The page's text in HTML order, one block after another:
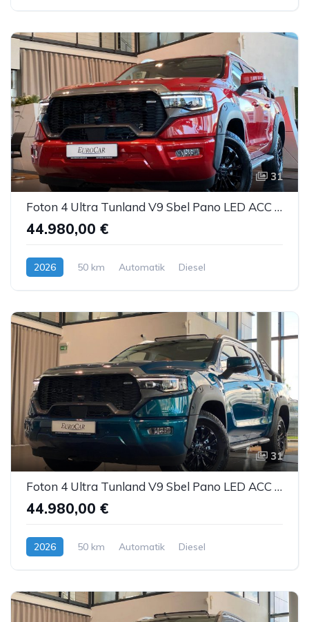
31
Foton 4 Ultra Tunland V9 Sbel Pano LED ACC AHK 360°
44.980,00 €
2026 50 km Automatik Diesel
31
Foton 4 Ultra Tunland V9 Sbel Pano LED ACC AHK 360°
44.980,00 €
2026 50 km Automatik Diesel